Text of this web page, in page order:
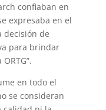
confiaban en
expresaba en el
decisión de
para brindar
en todo el
se consideran